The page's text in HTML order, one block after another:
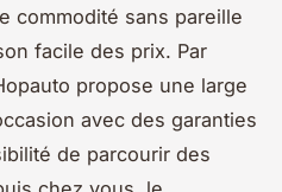
commodité sans pareille
facile des prix. Par
propose une large
avec des garanties
de parcourir des